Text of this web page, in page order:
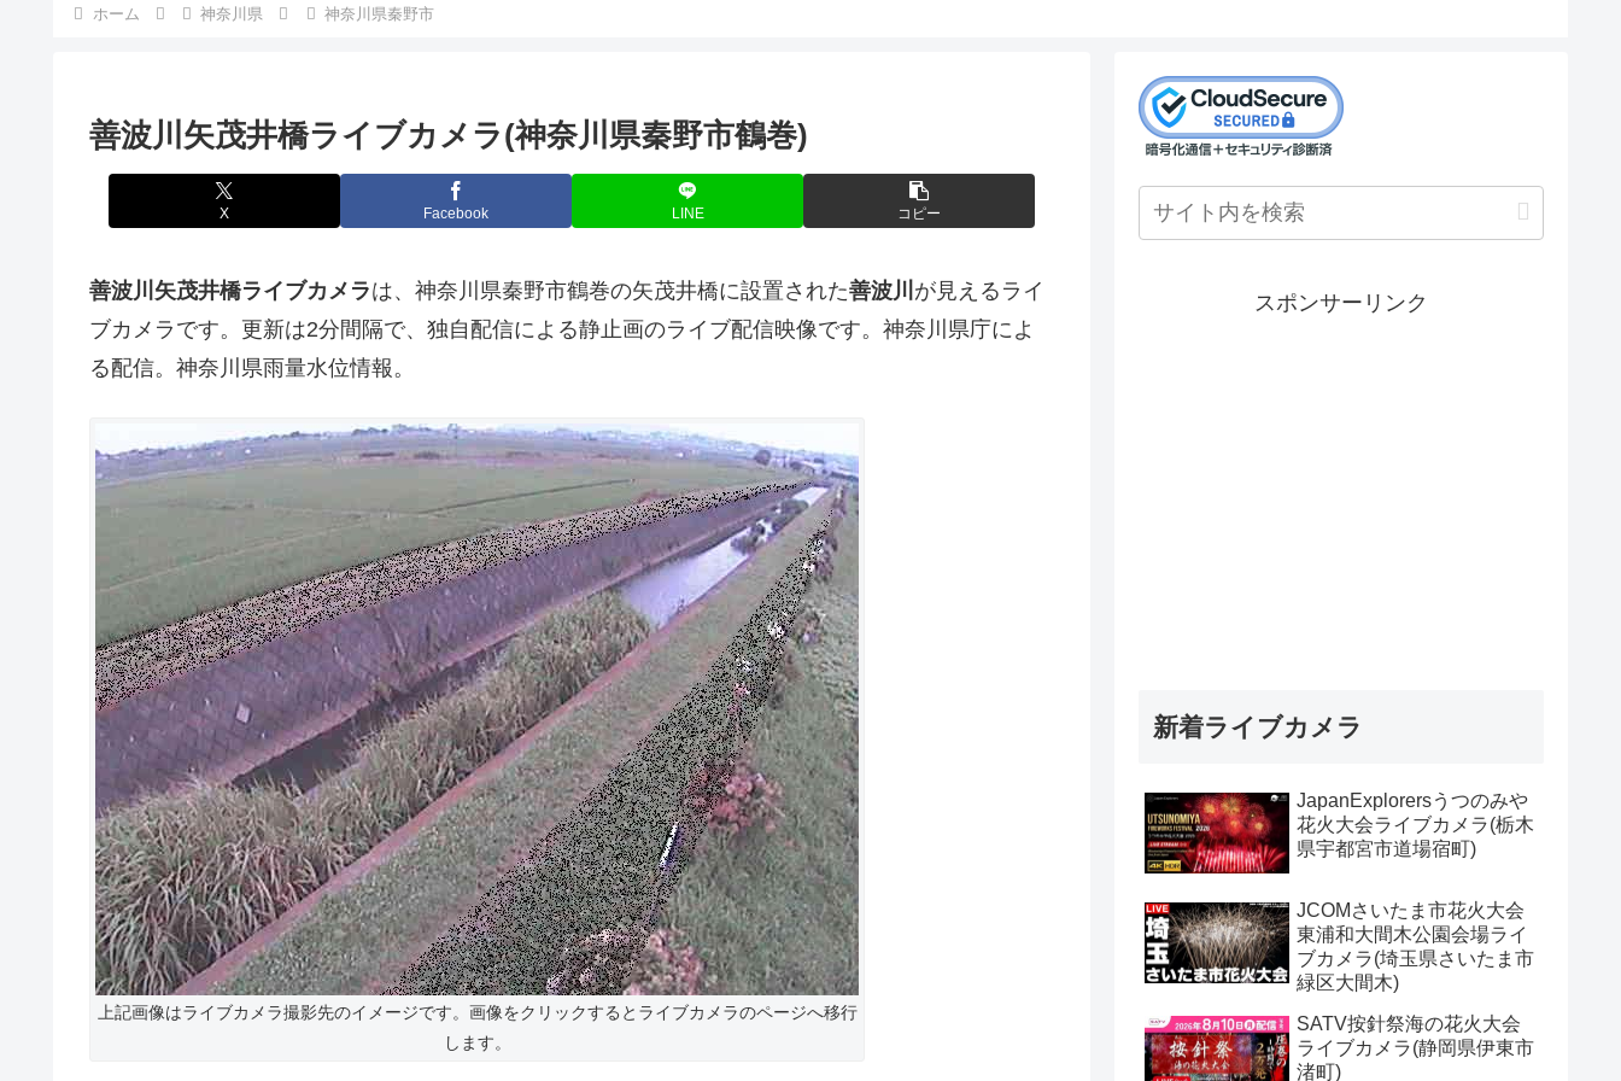
ホーム 神奈川県 神奈川県秦野市
善波川矢茂井橋ライブカメラ(神奈川県秦野市鶴巻)
X Facebook LINE コピー
善波川矢茂井橋ライブカメラは、神奈川県秦野市鶴巻の矢茂井橋に設置された善波川 が見えるライ
ブカメラです。更新は2分間隔で、独自配信による静止画のライブ配信映像です。神奈川県庁によ
る配信。神奈川県雨量水位情報。
上記画像はライブカメラ撮影先のイメージです。画像をクリックするとライブカメラのページへ移行
します。
スポンサーリンク
新着ライブカメラ
JapanExplorersうつのみや
花火大会ライブカメラ(栃木
県宇都宮市道場宿町)
JCOMさいたま市花火大会
東浦和大間木公園会場ライ
ブカメラ(埼玉県さいたま市
緑区大間木)
SATV按針祭海の花火大会
ライブカメラ(静岡県伊東市
渚町)